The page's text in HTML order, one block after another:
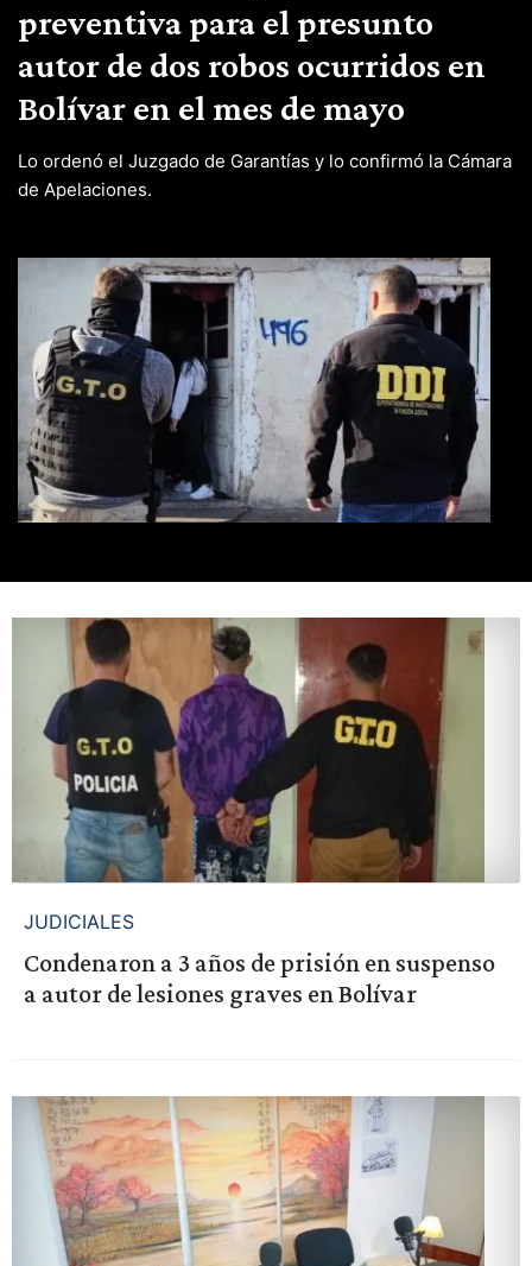
preventiva para el presunto
autor de dos robos ocurridos en
Bolívar en el mes de mayo
Lo ordenó el Juzgado de Garantías y lo confirmó la Cámara
de Apelaciones.
JUDICIALES
Condenaron a 3 años de prisión en suspenso
a autor de lesiones graves en Bolívar